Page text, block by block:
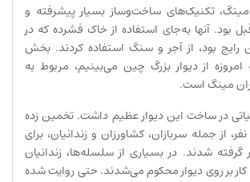
تکنیک‌های ساخت‌وساز بسیار پیشرفته و
بود. آنها به‌جای استفاده از خاک فشرده که در
بود، از آجر و سنگ استفاده کردند. بخش
از دیوار بزرگ چین می‌بینیم، مربوط به
مینگ است.
در ساخت این دیوار عظیم داشت. تخمین زده
از جمله سربازان، کشاورزان و زندانیان، برای
گرفته شدند. در بسیاری از سلسله‌ها، زندانیان
کار بر روی دیوار محکوم می‌شدند. حتی روایت شده